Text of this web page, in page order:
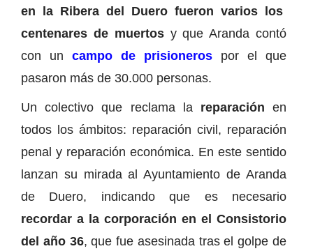
en la Ribera del Duero fueron varios los
centenares de muertos y que Aranda contó
con un
campo de prisioneros por el que
pasaron más de 30.000 personas.
Un colectivo que reclama la reparaciónen
todos los ámbitos: reparación civil, reparación
penal y reparación económica. En este sentido
lanzan su mirada al Ayuntamiento de Aranda
de Duero, indicando que es necesario
recordar a la corporación en el Consistorio
del año 36, que fue asesinada tras el golpe de